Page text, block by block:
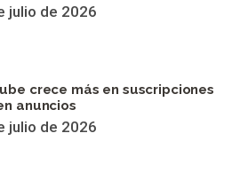
julio de 2026
crece más en suscripciones
anuncios
julio de 2026